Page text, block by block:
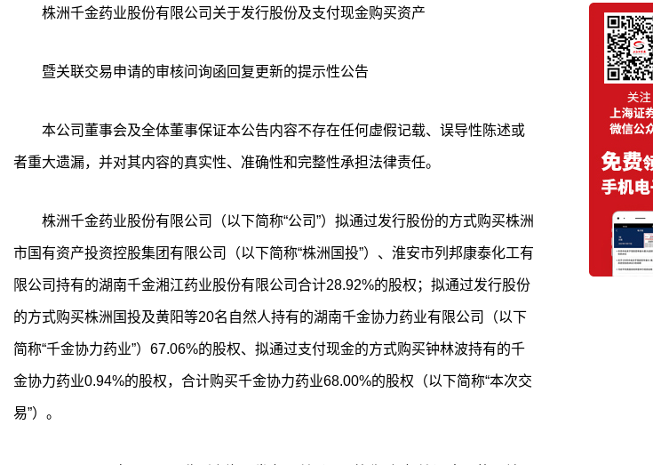
株洲千金药业股份有限公司关于发行股份及支付现金购买资产
暨关联交易申请的审核问询函回复更新的提示性公告
本公司董事会及全体董事保证本公告内容不存在任何虚假记载、误导性陈述或
者重大遗漏，并对其内容的真实性、准确性和完整性承担法律责任。
株洲千金药业股份有限公司（以下简称“公司”）拟通过发行股份的方式购买株洲
市国有资产投资控股集团有限公司（以下简称“株洲国投”）、淮安市列邦康泰化工有
限公司持有的湖南千金湘江药业股份有限公司合计28.92%的股权；拟通过发行股份
的方式购买株洲国投及黄阳等20名自然人持有的湖南千金协力药业有限公司（以下
简称“千金协力药业”）67.06%的股权、拟通过支付现金的方式购买钟林波持有的千
金协力药业0.94%的股权，合计购买千金协力药业68.00%的股权（以下简称“本次交
易”）。